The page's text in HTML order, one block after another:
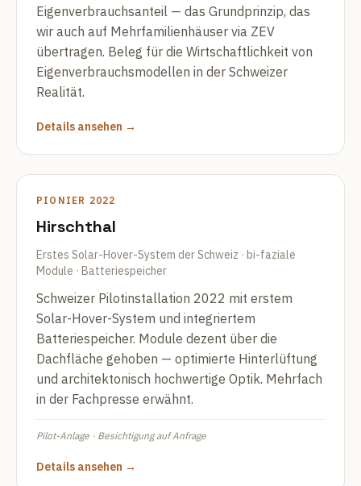
Eigenverbrauchsanteil — das Grundprinzip, das
wir auch auf Mehrfamilienhäuser via ZEV
übertragen. Beleg für die Wirtschaftlichkeit von
Eigenverbrauchsmodellen in der Schweizer
Realität.
Details ansehen →
PIONIER 2022
Hirschthal
Erstes Solar-Hover-System der Schweiz · bi-faziale
Module · Batteriespeicher
Schweizer Pilotinstallation 2022 mit erstem
Solar-Hover-System und integriertem
Batteriespeicher. Module dezent über die
Dachfläche gehoben — optimierte Hinterlüftung
und architektonisch hochwertige Optik. Mehrfach
in der Fachpresse erwähnt.
Pilot-Anlage · Besichtigung auf Anfrage
Details ansehen →